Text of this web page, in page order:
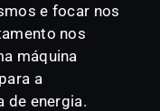
e focar nos
nos
máquina
a
de energia.